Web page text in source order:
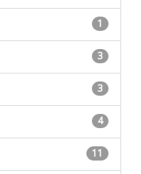
1
3
3
4
11